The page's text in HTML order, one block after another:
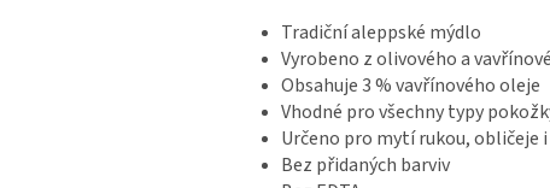
Tradiční aleppské mýdlo
Vyrobeno z olivového a
Obsahuje 3 % vavřínového oleje
Vhodné pro všechny typy
Určeno pro mytí rukou, obličeje
Bez přidaných barviv